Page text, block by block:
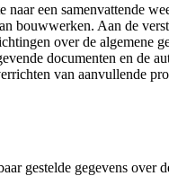
een samenvattende
bouwwerken. Aan de
over de algemene
documenten en de
van aanvullende
gestelde gegevens over